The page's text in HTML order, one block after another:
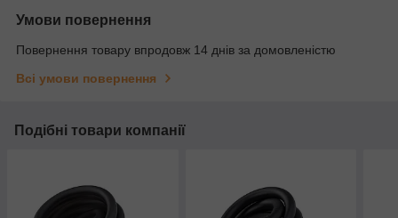
Умови повернення
Повернення товару впродовж 14 днів за домовленістю
Всі умови повернення
Подібні товари компанії